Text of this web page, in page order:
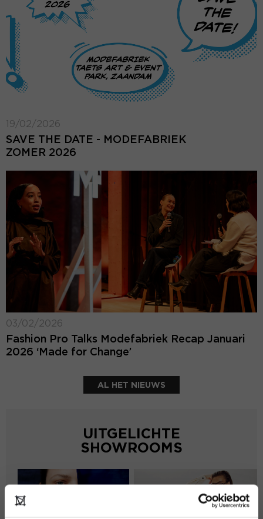
19/02/2026
SAVE THE DATE - MODEFABRIEK
ZOMER 2026
03/02/2026
Fashion Pro Talks Modefabriek Recap Januari
2026 ‘Made for Change’
AL HET NIEUWS
UITGELICHTE
SHOWROOMS